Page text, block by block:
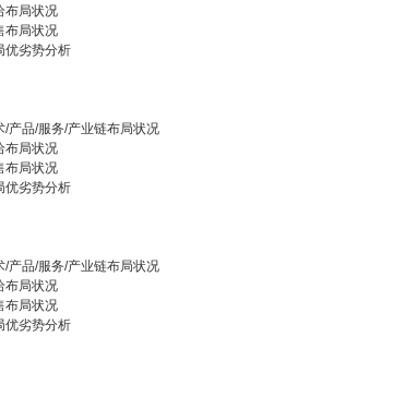
布局状况
布局状况
优劣势分析
/产品/服务/产业链布局状况
布局状况
布局状况
优劣势分析
/产品/服务/产业链布局状况
布局状况
布局状况
优劣势分析